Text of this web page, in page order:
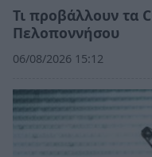
Τι προβάλλουν τα
Πελοποννήσου
06/08/2026 15:12